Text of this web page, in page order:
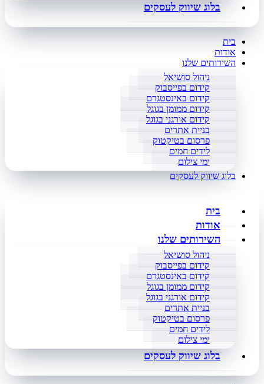
בלוג שיווק לעסקים
בית
אודות
השירותים שלנו
ניהול סושיאל
קידום בפייסבוק
קידום באינסטגרם
קידום ממומן בגוגל
קידום אורגני בגוגל
בניית אתרים
פרסום בטיקטוק
לידים חמים
ימי צילום
בלוג שיווק לעסקים
בית
אודות
השירותים שלנו
ניהול סושיאל
קידום בפייסבוק
קידום באינסטגרם
קידום ממומן בגוגל
קידום אורגני בגוגל
בניית אתרים
פרסום בטיקטוק
לידים חמים
ימי צילום
בלוג שיווק לעסקים